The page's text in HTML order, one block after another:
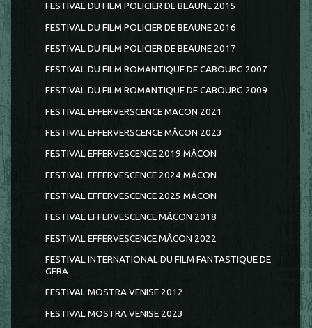
FESTIVAL DU FILM POLICIER DE BEAUNE 2015
FESTIVAL DU FILM POLICIER DE BEAUNE 2016
FESTIVAL DU FILM POLICIER DE BEAUNE 2017
FESTIVAL DU FILM ROMANTIQUE DE CABOURG 2007
FESTIVAL DU FILM ROMANTIQUE DE CABOURG 2009
FESTIVAL EFFERVERSCENCE MACON 2021
FESTIVAL EFFERVERSCENCE MÂCON 2023
FESTIVAL EFFERVESCENCE 2019 MÂCON
FESTIVAL EFFERVESCENCE 2024 MÂCON
FESTIVAL EFFERVESCENCE 2025 MÂCON
FESTIVAL EFFERVESCENCE MÂCON 2018
FESTIVAL EFFERVESCENCE MÂCON 2022
FESTIVAL INTERNATIONAL DU FILM FANTASTIQUE DE
GERA
FESTIVAL MOSTRA VENISE 2012
FESTIVAL MOSTRA VENISE 2023